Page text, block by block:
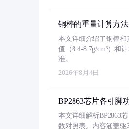
铜棒的重量计算方
本文详细介绍了铜棒
值（8.4-8.7g/cm³）和
准。
2026年8月4日
BP2863芯片各引脚
本文详细解析BP2863
数对照表。内容涵盖